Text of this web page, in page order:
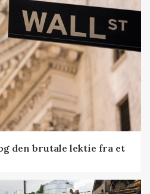
den brutale lektie fra et